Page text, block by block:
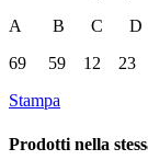
A B C
69 59 12 23
Stampa
Prodotti nella